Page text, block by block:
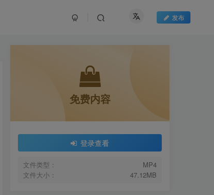
发布
免费内容
登录查看
文件类型：
MP4
文件大小：
47.12MB